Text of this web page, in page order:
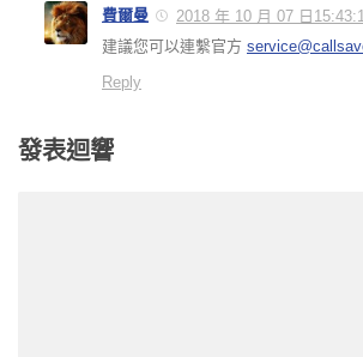
費爾曼
2018 年 10 月 07 日
建議您可以連繫官方
Reply
發表迴響